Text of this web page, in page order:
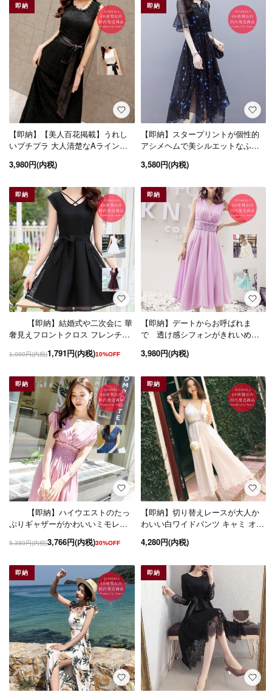
即納
【即納】【美人百花掲載】うれし
いプチプラ 大人清楚なAラインロ
3,980円(内税)
即納
【即納】スタープリントが個性的
アシメヘムで美シルエットなふん
3,580円(内税)
即納
【即納】結婚式や二次会に 華
奢見えフロントクロス フレンチス
1,990円(内税)1,791円(内税)10%OFF
即納
【即納】デートからお呼ばれま
で 透け感シフォンがきれいめな
3,980円(内税)
即納
【即納】ハイウエストのたっ
ぷりギャザーがかわいいミモレ丈
の袖ありフレアワンピース
5,380円(内税)3,766円(内税)30%OFF
即納
【即納】切り替えレースが大人か
わいい白ワイドパンツ キャミ オー
ルインワン
4,280円(内税)
即納 即納